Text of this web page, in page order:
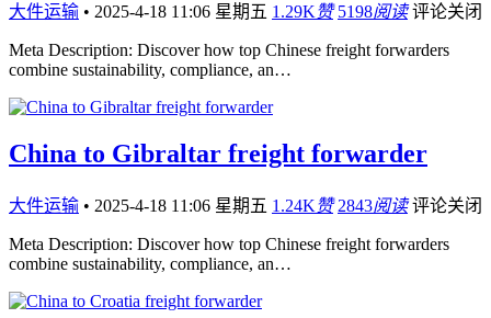
大件运输 • 2025-4-18 11:06 星期五 1.29K赞 5198阅读 评论关闭
Meta Description: Discover how top Chinese freight forwarders
combine sustainability, compliance, an…
China to Gibraltar freight forwarder
大件运输 • 2025-4-18 11:06 星期五 1.24K赞 2843阅读 评论关闭
Meta Description: Discover how top Chinese freight forwarders
combine sustainability, compliance, an…